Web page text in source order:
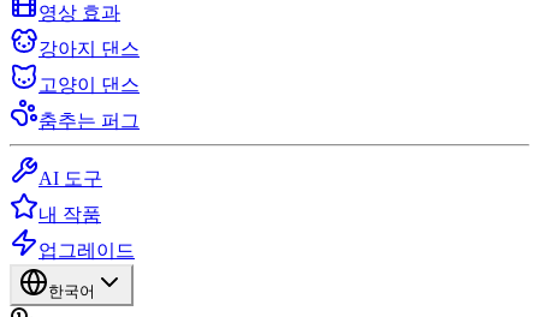
영상 효과
강아지 댄스
고양이 댄스
춤추는 퍼그
AI 도구
내 작품
업그레이드
한국어